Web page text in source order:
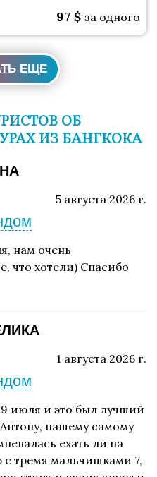
97 $ за одного
ЕЩЕ
ОБ
ИЗ БАНГКОКА
5 августа 2026 г.
нам очень
что хотели) Спасибо
1 августа 2026 г.
июля и это был лучший
нашему самому
ехать ли на
тремя мальчишками 7,